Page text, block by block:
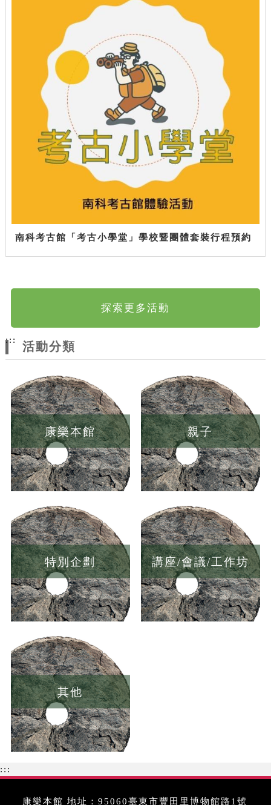
南科考古館「考古小學堂」學校暨團體套裝行程預約
探索更多活動
:::
活動分類
康樂本館 親子
特別企劃 講座/會議/工作坊
其他
:::
康樂本館 地址：95060臺東市豐田里博物館路1號